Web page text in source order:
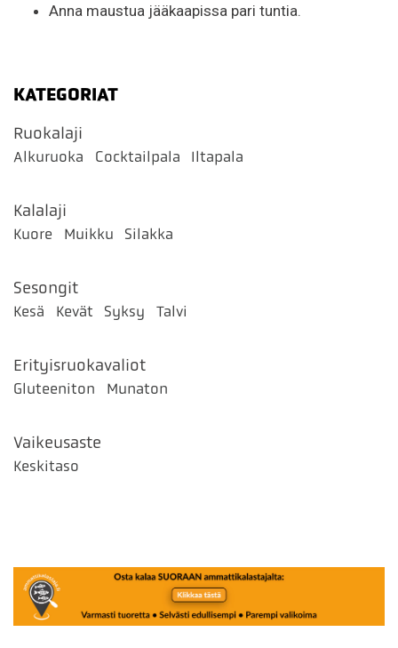
Anna maustua jääkaapissa pari tuntia.
KATEGORIAT
Ruokalaji
Alkuruoka Cocktailpala Iltapala
Kalalaji
Kuore Muikku Silakka
Sesongit
Kesä Kevät Syksy Talvi
Erityisruokavaliot
Gluteeniton Munaton
Vaikeusaste
Keskitaso